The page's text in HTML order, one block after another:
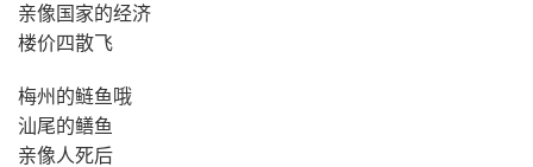
亲像国家的经济
楼价四散飞
梅州的鲢鱼哦
汕尾的鳝鱼
亲像人死后